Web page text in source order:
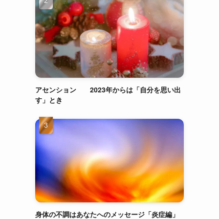
アセンション 2023年からは「自分を思い出
す」とき
身体の不調はあなたへのメッセージ「炎症編」